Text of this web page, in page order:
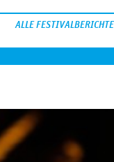
ALLE FESTIVALBERICHTE